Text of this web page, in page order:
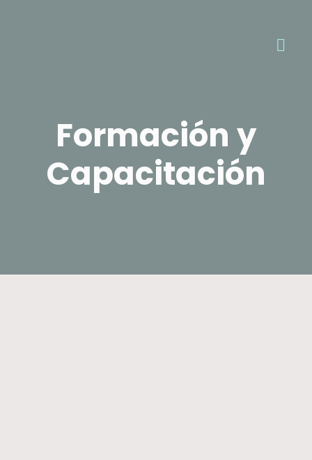
Formación y
Capacitación